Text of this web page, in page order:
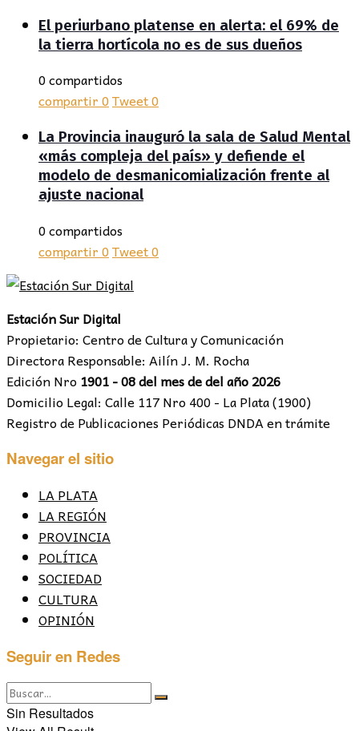
El periurbano platense en alerta: el 69% de
la tierra hortícola no es de sus dueños
0 compartidos
compartir0Tweet0
La Provincia inauguró la sala de Salud Mental
«más compleja del país» y defiende el
modelo de desmanicomialización frente al
ajuste nacional
0 compartidos
compartir0Tweet0
Estación Sur Digital
Propietario: Centro de Cultura y Comunicación
Directora Responsable: Ailín J. M. Rocha
Edición Nro 1901 - 08 del mes de del año 2026
Domicilio Legal: Calle 117 Nro 400 - La Plata (1900)
Registro de Publicaciones Periódicas DNDA en trámite
Navegar el sitio
LA PLATA
LA REGIÓN
PROVINCIA
POLÍTICA
SOCIEDAD
CULTURA
OPINIÓN
Seguir en Redes
Sin Resultados